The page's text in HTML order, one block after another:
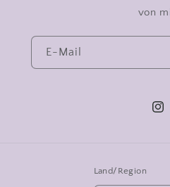
von
E-Mail
Land/Region